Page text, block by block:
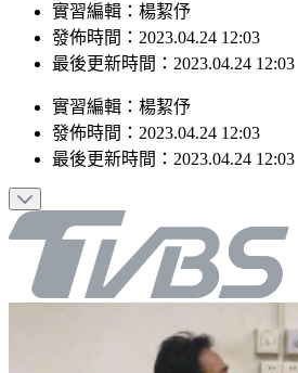
發佈時間：2023.04.24 12:03
最後更新時間：2023.04.24 12:03
發佈時間： 2023.04.24 12:03
最後更新時間：2023.04.24 12:03